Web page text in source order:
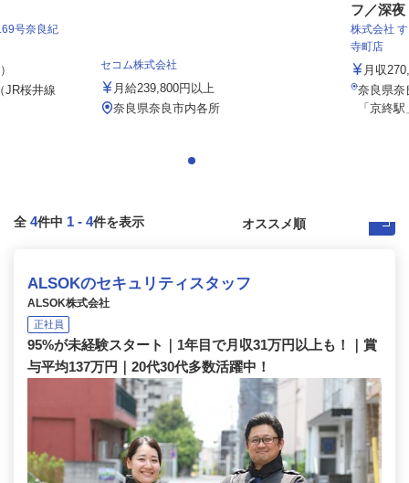
号奈良紀
JR桜井線
セコム株式会社
月給239,800円以上
奈良県奈良市内各所
フ／深夜
株式会社
寺町店
月収
奈良県奈
「京終
全 4件中 1 - 4件を表示
ALSOKのセキュリティスタッフ
ALSOK株式会社
正社員
95%が未経験スタート｜1年目で月収31万円以上も！｜賞
与平均137万円｜20代30代多数活躍中！